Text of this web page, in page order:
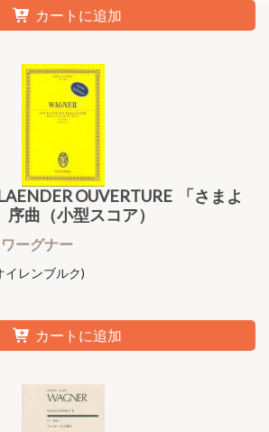
カートに追加
OUVERTURE 「さまよ
序曲（小型スコア）
ーグナー
イレンブルク)
カートに追加